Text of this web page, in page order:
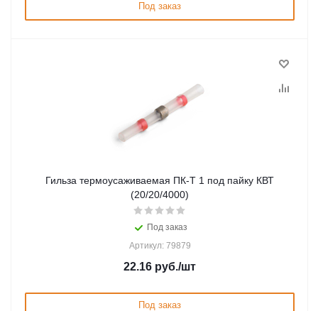
Под заказ
Гильза термоусаживаемая ПК-Т 1 под пайку КВТ
(20/20/4000)
Под заказ
Артикул: 79879
22.16 руб./шт
Под заказ